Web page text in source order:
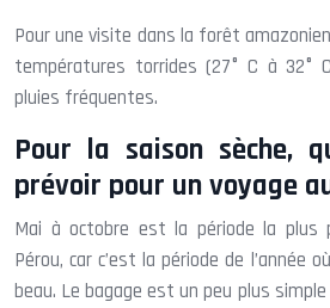
Pour une visite dans la forêt
températures torrides (27° C à 32°
pluies fréquentes.
Pour la saison sèche,
prévoir pour un voyage
Mai à octobre est la période la plus
Pérou, car c’est la période de l’année
beau. Le bagage est un peu plus